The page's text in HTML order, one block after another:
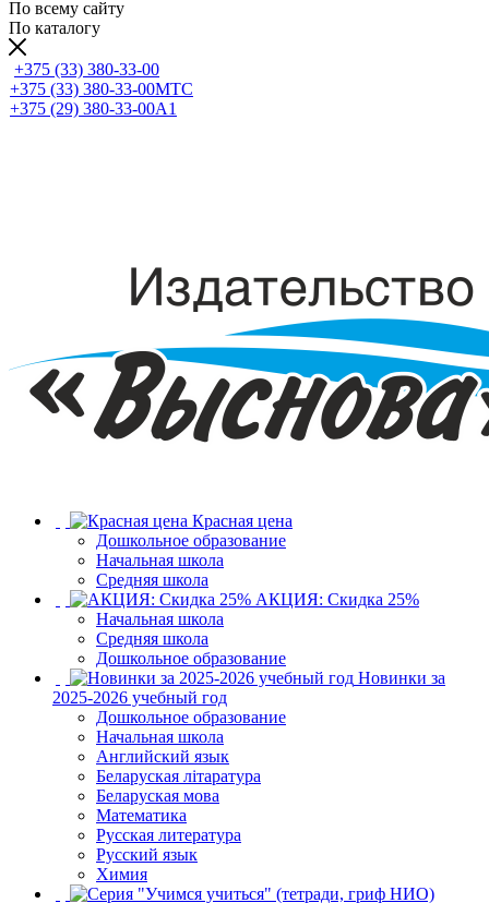
По всему сайту
По каталогу
+375 (33) 380-33-00
+375 (33) 380-33-00МТС
+375 (29) 380-33-00А1
Красная цена
Дошкольное образование
Начальная школа
Средняя школа
АКЦИЯ: Скидка 25%
Начальная школа
Средняя школа
Дошкольное образование
Новинки за
2025-2026 учебный год
Дошкольное образование
Начальная школа
Английский язык
Беларуская літаратура
Беларуская мова
Математика
Русская литература
Русский язык
Химия